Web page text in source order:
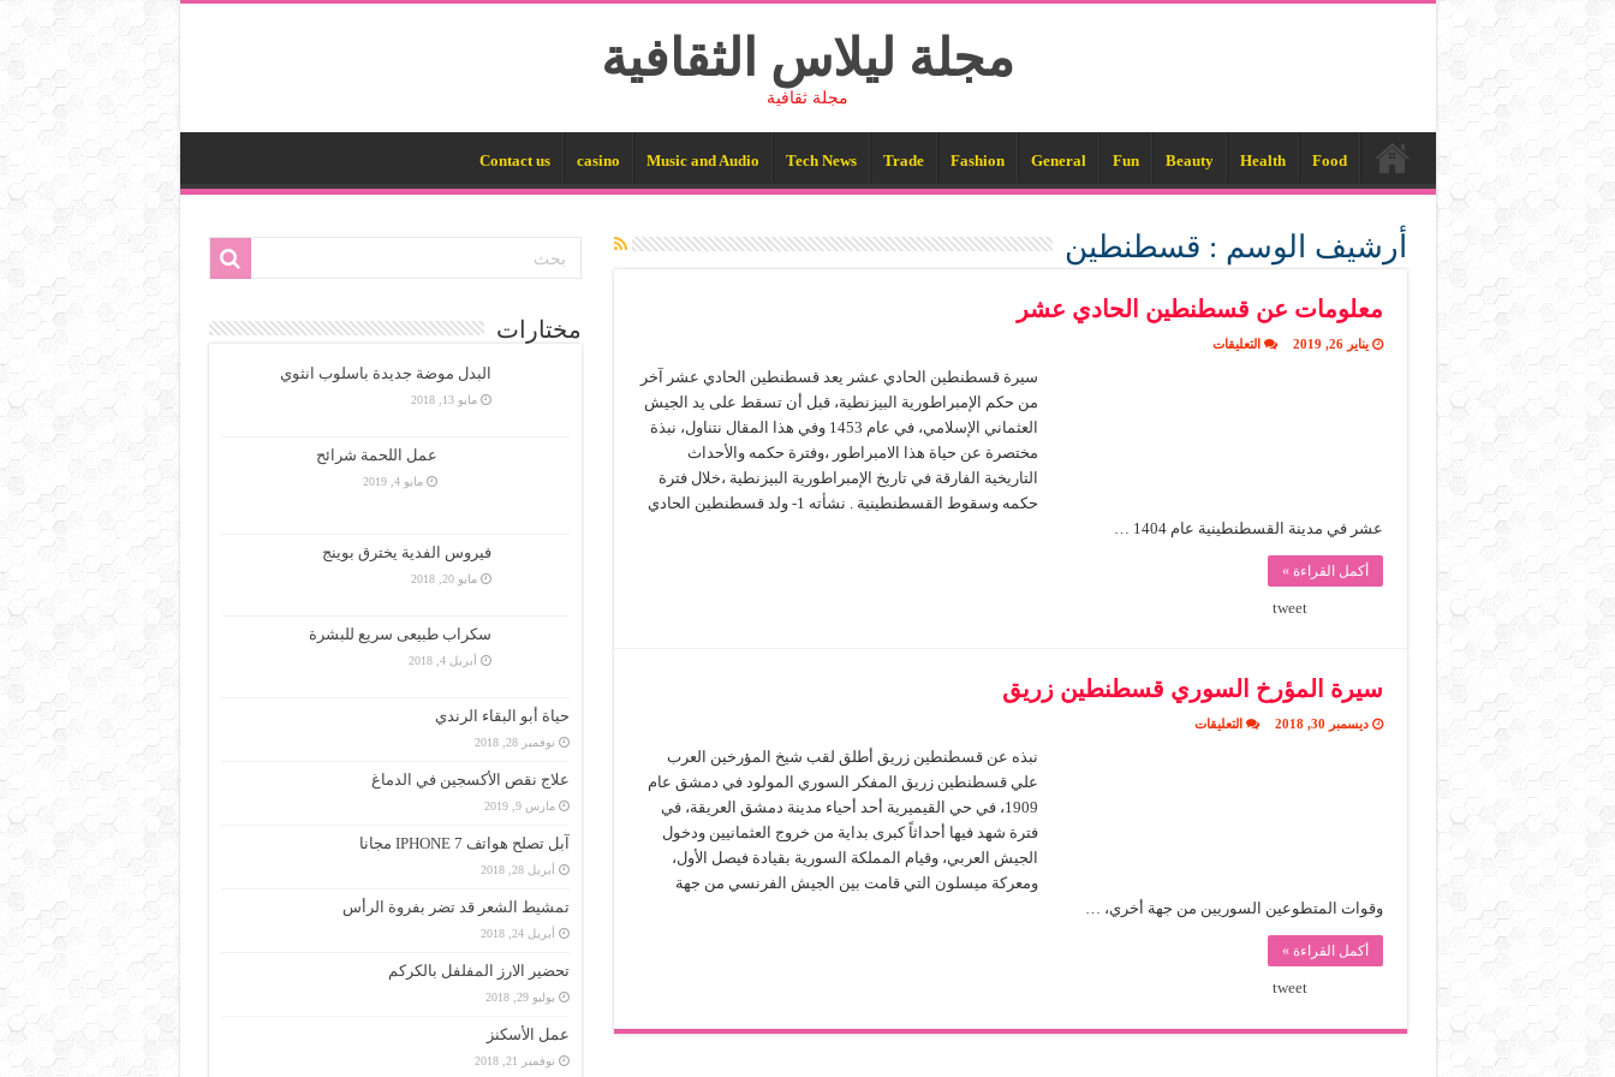
مجلة ليلاس الثقافية
مجلة ثقافية
Food
Health
Beauty
Fun
General
Fashion
Trade
Tech News
Music and Audio
casino
Contact us
أرشيف الوسم : قسطنطين
معلومات عن قسطنطين الحادي عشر
يناير 26, 2019 التعليقات
سيرة قسطنطين الحادي عشر يعد قسطنطين الحادي عشر آخر
من حكم الإمبراطورية البيزنطية، قبل أن تسقط على يد الجيش
العثماني الإسلامي، في عام 1453 وفي هذا المقال نتناول، نبذة
مختصرة عن حياة هذا الامبراطور ،وفترة حكمه والأحداث
التاريخية الفارقة في تاريخ الإمبراطورية البيزنطية ،خلال فترة
حكمه وسقوط القسطنطينية . نشأته 1- ولد قسطنطين الحادي
عشر في مدينة القسطنطينية عام 1404 …
أكمل القراءة »
tweet
سيرة المؤرخ السوري قسطنطين زريق
ديسمبر 30, 2018 التعليقات
نبذه عن قسطنطين زريق أطلق لقب شيخ المؤرخين العرب
علي قسطنطين زريق المفكر السوري المولود في دمشق عام
1909، في حي القيميرية أحد أحياء مدينة دمشق العريقة، في
فترة شهد فيها أحداثاً كبرى بداية من خروج العثمانيين ودخول
الجيش العربي، وقيام المملكة السورية بقيادة فيصل الأول،
ومعركة ميسلون التي قامت بين الجيش الفرنسي من جهة
وقوات المتطوعين السوريين من جهة أخري، …
أكمل القراءة »
tweet
مختارات
البدل موضة جديدة باسلوب انثوي
مايو 13, 2018
عمل اللحمة شرائح
مايو 4, 2019
فيروس الفدية يخترق بوينج
مايو 20, 2018
سكراب طبيعى سريع للبشرة
أبريل 4, 2018
حياة أبو البقاء الرندي
نوفمبر 28, 2018
علاج نقص الأكسجين في الدماغ
مارس 9, 2019
آبل تصلح هواتف IPHONE 7 مجانا
أبريل 28, 2018
تمشيط الشعر قد تضر بفروة الرأس
أبريل 24, 2018
تحضير الارز المفلفل بالكركم
يوليو 29, 2018
عمل الأسكنز
نوفمبر 21, 2018